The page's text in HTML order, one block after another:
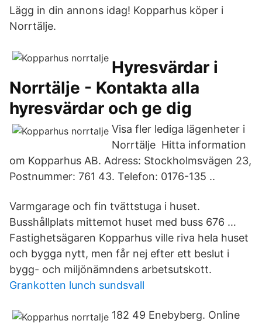
Lägg in din annons idag! Kopparhus köper i
Norrtälje.
Hyresvärdar i
Norrtälje - Kontakta alla
hyresvärdar och ge dig
Visa fler lediga lägenheter i
Norrtälje Hitta information
om Kopparhus AB. Adress: Stockholmsvägen 23,
Postnummer: 761 43. Telefon: 0176-135 ..
Varmgarage och fin tvättstuga i huset.
Busshållplats mittemot huset med buss 676 …
Fastighetsägaren Kopparhus ville riva hela huset
och bygga nytt, men får nej efter ett beslut i
bygg- och miljönämndens arbetsutskott.
Grankotten lunch sundsvall
182 49 Enebyberg. Online